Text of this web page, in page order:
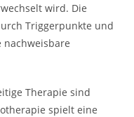
wird. Die
Triggerpunkte und
nachweisbare
Therapie sind
spielt eine